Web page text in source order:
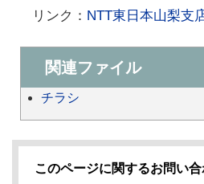
リンク： NTT東日本山梨支
関連ファイル
チラシ
このページに関するお問い